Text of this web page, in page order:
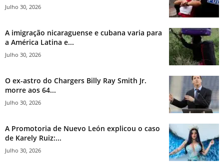
Julho 30, 2026
A imigração nicaraguense e cubana varia para
a América Latina e...
Julho 30, 2026
O ex-astro do Chargers Billy Ray Smith Jr.
morre aos 64...
Julho 30, 2026
A Promotoria de Nuevo León explicou o caso
de Karely Ruiz:...
Julho 30, 2026